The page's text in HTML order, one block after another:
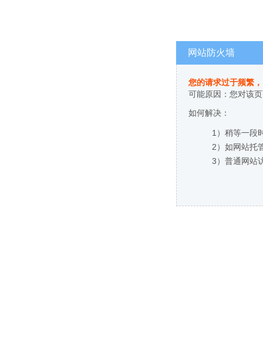
网站防火墙
您的请求过于频繁
可能原因：您对该
如何解决：
1）稍等一段
2）如网站托
3）普通网站